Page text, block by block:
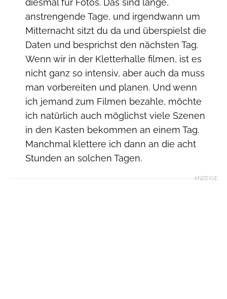
diesmal für Fotos. Das sind lange,
anstrengende Tage, und irgendwann um
Mitternacht sitzt du da und überspielst die
Daten und besprichst den nächsten Tag.
Wenn wir in der Kletterhalle filmen, ist es
nicht ganz so intensiv, aber auch da muss
man vorbereiten und planen. Und wenn
ich jemand zum Filmen bezahle, möchte
ich natürlich auch möglichst viele Szenen
in den Kasten bekommen an einem Tag.
Manchmal klettere ich dann an die acht
Stunden an solchen Tagen.
ANZEIGE